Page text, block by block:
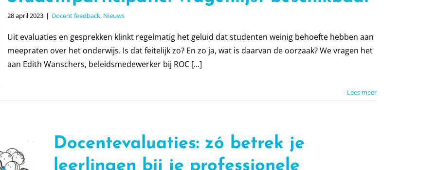
28 april 2023 | Docent feedback, Nieuws
Uit evaluaties en gesprekken klinkt regelmatig het geluid dat studenten weinig behoefte hebben aan
meepraten over het onderwijs. Is dat feitelijk zo? En zo ja, wat is daarvan de oorzaak? We vragen het
aan Edith Wanschers, beleidsmedewerker bij ROC [...]
Lees meer
Docentevaluaties: zó betrek je
leerlingen bij je professionele